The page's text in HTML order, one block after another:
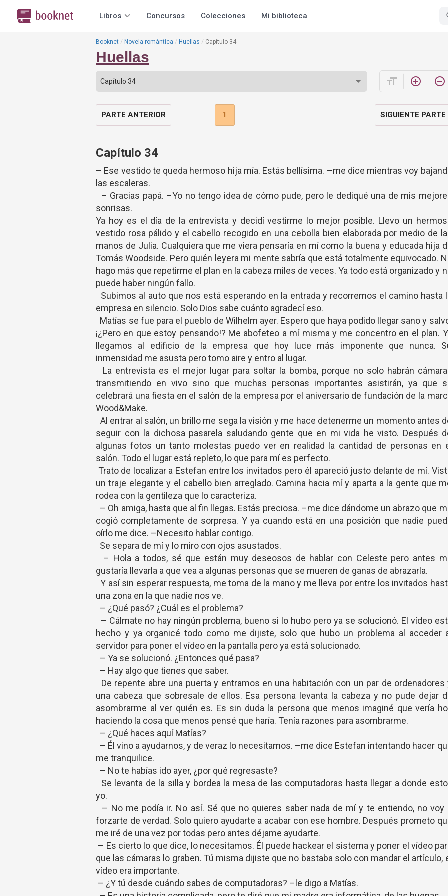
Libros Concursos Colecciones Mi biblioteca
Booknet Novela romántica Huellas Capítulo 34
Huellas
format_size add_circle_outline remove_circle_outline
PARTE ANTERIOR 1 SIGUIENTE PARTE
Capítulo 34
– Ese vestido te queda hermoso hija mía. Estás bellísima. –me dice mientras voy
las escaleras.
– Gracias papá. –Yo no tengo idea de cómo pude, pero le dediqué una de mis
sonrisas.
Ya hoy es el día de la entrevista y decidí vestirme lo mejor posible. Llevo un
vestido rosa pálido y el cabello recogido en una cebolla bien elaborada por medio de
manos de Julia. Cualquiera que me viera pensaría en mí como la buena y educada hija
Tomás Woodside. Pero quién leyera mi mente sabría que está totalmente equivocado.
hago más que repetirme el plan en la cabeza miles de veces. Ya todo está organizado y
puede haber ningún fallo.
Subimos al auto que nos está esperando en la entrada y recorremos el camino hasta
empresa en silencio. Solo Dios sabe cuánto agradecí eso.
Matías se fue para el pueblo de Wilhelm ayer. Espero que haya podido llegar sano y
¡¿Pero en que estoy pensando!? Me abofeteo a mí misma y me concentro en el plan.
llegamos al edificio de la empresa que hoy luce más imponente que nunca.
inmensidad me asusta pero tomo aire y entro al lugar.
La entrevista es el mejor lugar para soltar la bomba, porque no solo habrán
transmitiendo en vivo sino que muchas personas importantes asistirán, ya que
celebrará una fiesta en el salón de la empresa por el aniversario de fundación de la
Wood&Make.
Al entrar al salón, un brillo me sega la visión y me hace detenerme un momento antes
seguir con la dichosa pasarela saludando gente que en mi vida he visto. Después
algunas fotos un tanto molestas puedo ver en realidad la cantidad de personas en
salón. Todo el lugar está repleto, lo que para mí es perfecto.
Trato de localizar a Estefan entre los invitados pero él apareció justo delante de mí.
un traje elegante y el cabello bien arreglado. Camina hacia mí y aparta a la gente que
rodea con la gentileza que lo caracteriza.
– Oh amiga, hasta que al fin llegas. Estás preciosa. –me dice dándome un abrazo que
cogió completamente de sorpresa. Y ya cuando está en una posición que nadie
oírlo me dice. –Necesito hablar contigo.
Se separa de mí y lo miro con ojos asustados.
– Hola a todos, sé que están muy deseosos de hablar con Celeste pero antes
gustaría llevarla a que vea a algunas personas que se mueren de ganas de abrazarla.
Y así sin esperar respuesta, me toma de la mano y me lleva por entre los invitados
una zona en la que nadie nos ve.
– ¿Qué pasó? ¿Cuál es el problema?
– Cálmate no hay ningún problema, bueno si lo hubo pero ya se solucionó. El vídeo
hecho y ya organicé todo como me dijiste, solo que hubo un problema al acceder
servidor para poner el vídeo en la pantalla pero ya está solucionado.
– Ya se solucionó. ¿Entonces qué pasa?
– Hay algo que tienes que saber.
De repente abre una puerta y entramos en una habitación con un par de ordenadores
una cabeza que sobresale de ellos. Esa persona levanta la cabeza y no pude dejar
asombrarme al ver quién es. Es sin duda la persona que menos imaginé que vería
haciendo la cosa que menos pensé que haría. Tenía razones para asombrarme.
– ¿Qué haces aquí Matías?
– Él vino a ayudarnos, y de veraz lo necesitamos. –me dice Estefan intentando hacer
me tranquilice.
– No te habías ido ayer, ¿por qué regresaste?
Se levanta de la silla y bordea la mesa de las computadoras hasta llegar a donde
yo.
– No me podía ir. No así. Sé que no quieres saber nada de mí y te entiendo, no voy
forzarte de verdad. Solo quiero ayudarte a acabar con ese hombre. Después prometo
me iré de una vez por todas pero antes déjame ayudarte.
– Es cierto lo que dice, lo necesitamos. Él puede hackear el sistema y poner el vídeo
que las cámaras lo graben. Tú misma dijiste que no bastaba solo con mandar el artículo,
vídeo era importante.
– ¿Y tú desde cuándo sabes de computadoras? –le digo a Matías.